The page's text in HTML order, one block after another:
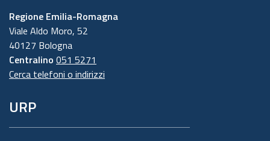
Regione Emilia-Romagna
Viale Aldo Moro, 52
40127 Bologna
Centralino 051 5271
Cerca telefoni o indirizzi
URP